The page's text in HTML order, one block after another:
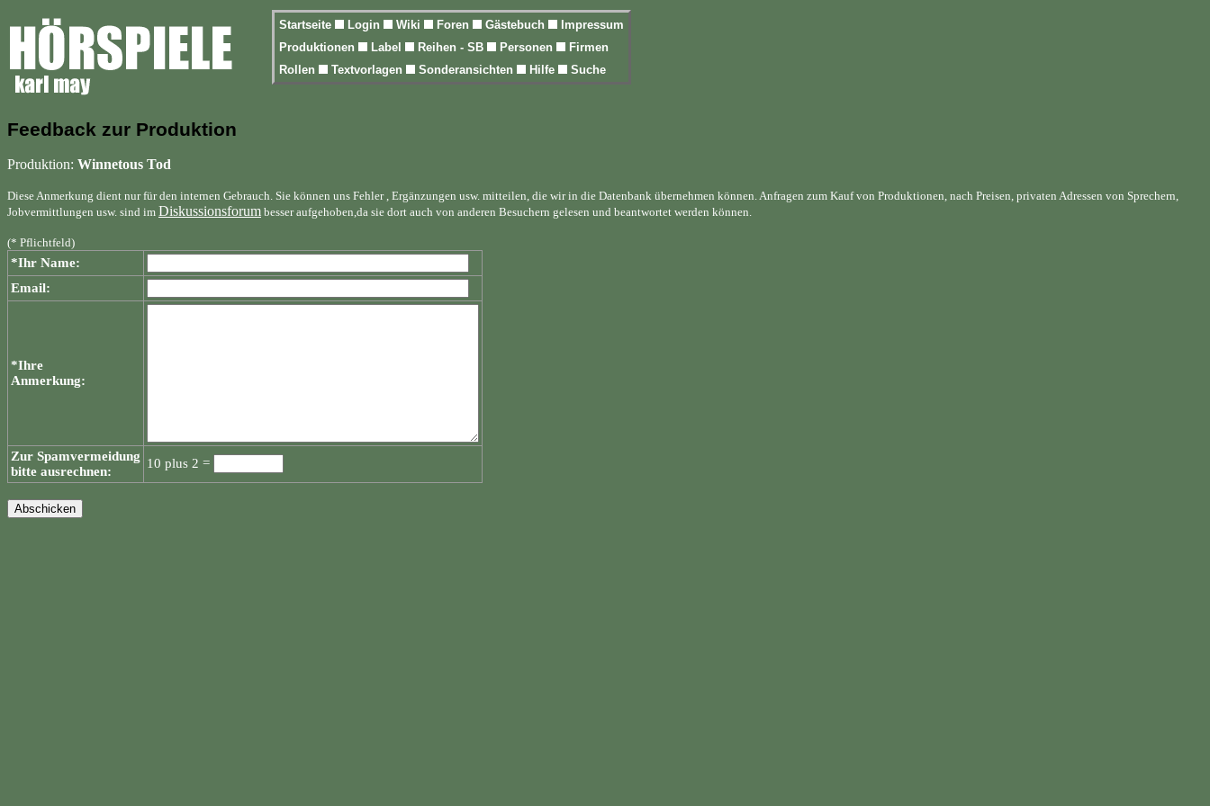
Startseite Login Wiki Foren Gästebuch
Impressum
Produktionen
Label Reihen - SB Personen
Firmen
Rollen
Textvorlagen Sonderansichten Hilfe Suche
Feedback zur Produktion
Produktion: Winnetous Tod
Diese Anmerkung dient nur für den internen Gebrauch. Sie können uns Fehler , Ergänzungen usw. mitteilen, die wir in die Datenbank übernehmen können. Anfragen zum Kauf von Produktionen, nach Preisen, privaten Adressen von Sprechern,
Jobvermittlungen usw. sind im Diskussionsforum besser aufgehoben,da sie dort auch von anderen Besuchern gelesen und beantwortet werden können.
(* Pflichtfeld)
*Ihr Name:
Email:
*Ihre
Anmerkung:
Zur Spamvermeidung
bitte ausrechnen:
10 plus 2 =